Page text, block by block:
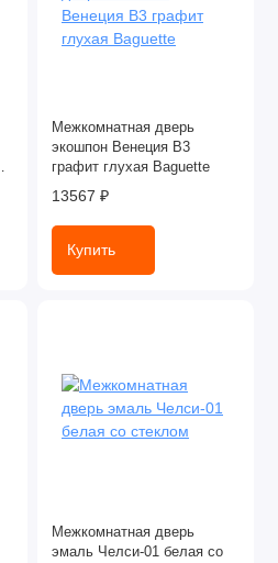
Межкомнатная дверь
экошпон Венеция В3
графит глухая Baguette
13567 ₽
Купить
Межкомнатная дверь
эмаль Челси-01 белая со